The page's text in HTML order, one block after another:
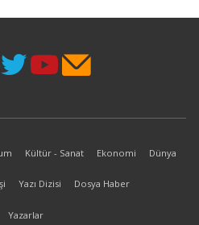
Kültür - Sanat Ekonomi Dünya
Yazı Dizisi Dosya Haber
Yazarlar